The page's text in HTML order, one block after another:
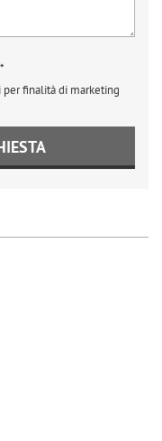
*
finalità di marketing